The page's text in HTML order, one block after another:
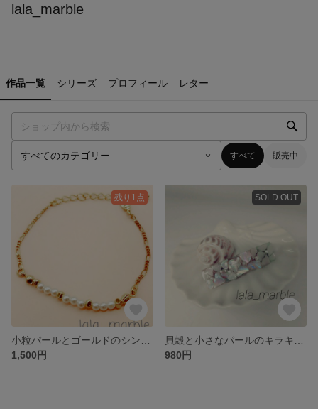
lala_marble
作品一覧 シリーズ プロフィール レター
すべて 販売中
残り1点
1,500円
SOLD OUT
980円